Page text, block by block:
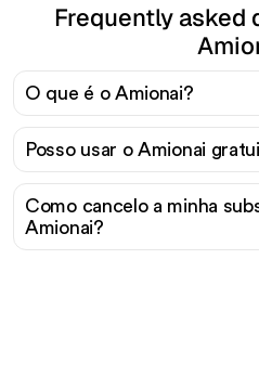
Frequently asked
O que é o Amionai?
Posso usar o Amionai
Como cancelo a minha
Amionai?